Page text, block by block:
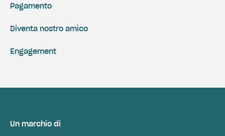
Pagamento
Engagement
Diventa nostro amico
Un marchio di